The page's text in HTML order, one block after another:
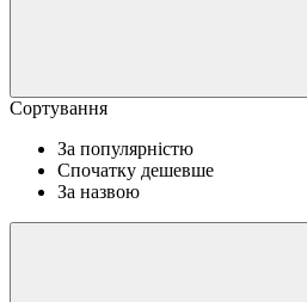
Сортування
За популярністю
Спочатку дешевше
За назвою